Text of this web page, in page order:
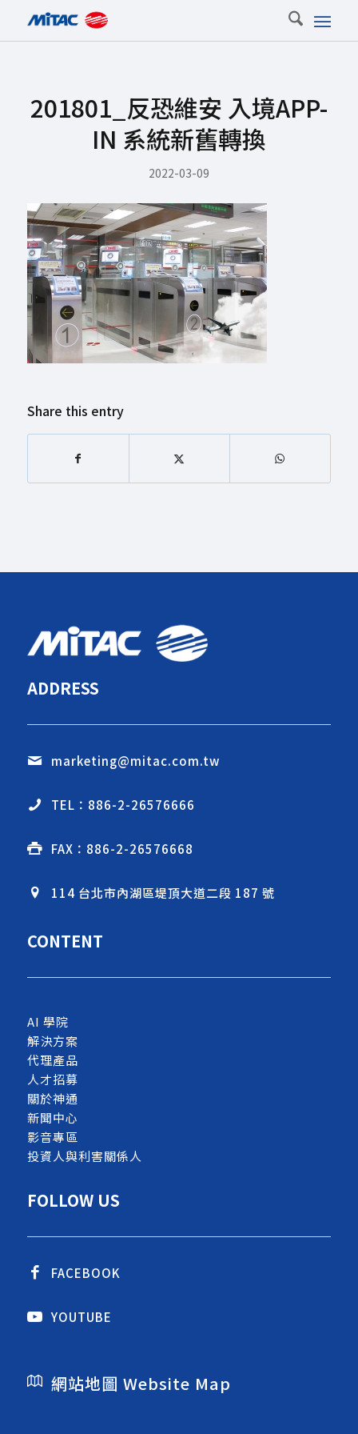
201801_反恐維安 入境APP-
IN 系統新舊轉換
2022-03-09
Share this entry
ADDRESS
marketing@mitac.com.tw
TEL：886-2-26576666
FAX：886-2-26576668
114 台北市內湖區堤頂大道二段 187 號
CONTENT
AI 學院
解決方案
代理產品
人才招募
關於神通
新聞中心
影音專區
投資人與利害關係人
FOLLOW US
FACEBOOK
YOUTUBE
網站地圖 Website Map